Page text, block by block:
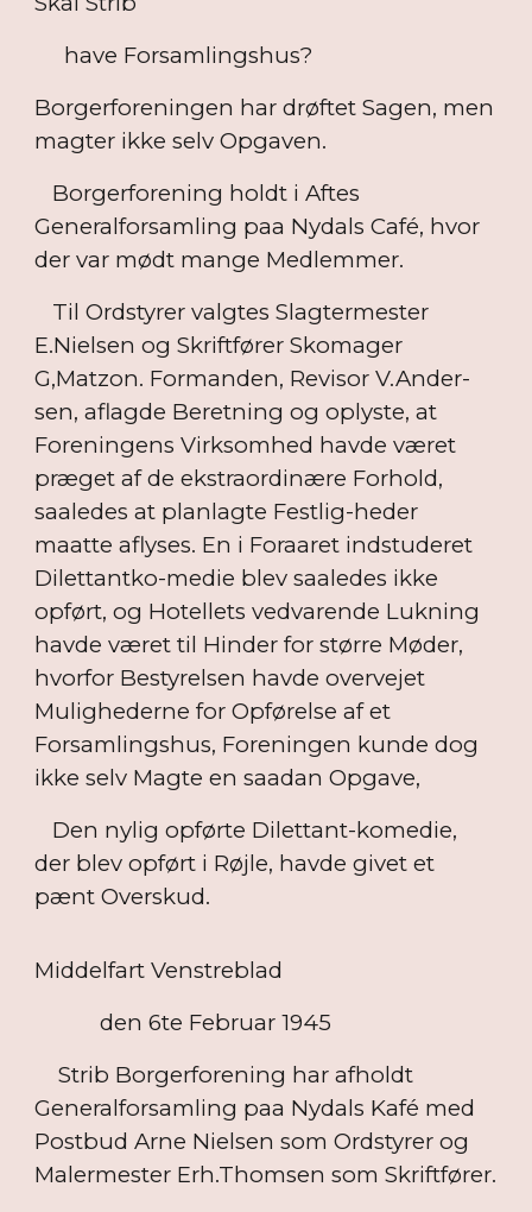
have Forsamlingshus?
Borgerforeningen har drøftet Sagen, men
magter ikke selv Opgaven.
Borgerforening holdt i Aftes
Generalforsamling paa Nydals Café, hvor
der var mødt mange Medlemmer.
Til Ordstyrer valgtes Slagtermester
E.Nielsen og Skriftfører Skomager
G,Matzon. Formanden, Revisor V.Ander-
sen, aflagde Beretning og oplyste, at
Foreningens Virksomhed havde været
præget af de ekstraordinære Forhold,
saaledes at planlagte Festlig-heder
maatte aflyses. En i Foraaret indstuderet
Dilettantko-medie blev saaledes ikke
opført, og Hotellets vedvarende Lukning
havde været til Hinder for større Møder,
hvorfor Bestyrelsen havde overvejet
Mulighederne for Opførelse af et
Forsamlingshus, Foreningen kunde dog
ikke selv Magte en saadan Opgave,
Den nylig opførte Dilettant-komedie,
der blev opført i Røjle, havde givet et
pænt Overskud.
Middelfart Venstreblad
den 6te Februar 1945
Strib Borgerforening har afholdt
Generalforsamling paa Nydals Kafé med
Postbud Arne Nielsen som Ordstyrer og
Malermester Erh.Thomsen som Skriftfører.